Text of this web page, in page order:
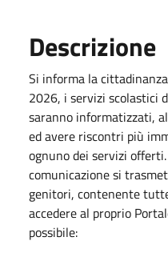
Descrizione
Si informa la
2026, i servizi scolastici
saranno informatizzati,
ed avere riscontri più
ognuno dei servizi
comunicazione si
genitori, contenente
accedere al proprio
possibile: